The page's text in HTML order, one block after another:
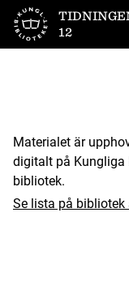
Till startsidan
12
Materialet är
digitalt på Kungliga
bibliotek.
Se lista på